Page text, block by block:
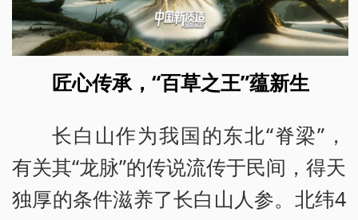
匠心传承，“百草之王”蕴新生
长白山作为我国的东北“脊梁”，
有关其“龙脉”的传说流传于民间，得天
独厚的条件滋养了长白山人参。北纬4